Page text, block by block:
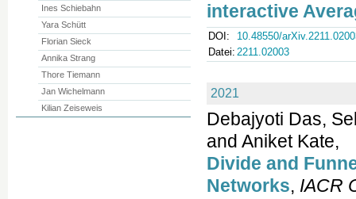
interactive
DOI:
10.48550/
Datei: 2211.02003
2021
Debajyoti Das,
and Aniket Kate,
Divide and
Networks, IACR
Ines Schiebahn
Yara Schütt
Florian Sieck
Annika Strang
Thore Tiemann
Jan Wichelmann
Kilian Zeiseweis